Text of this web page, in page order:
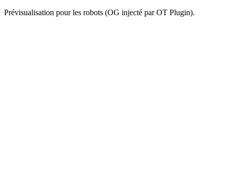
Prévisualisation pour les robots (OG injecté par OT Plugin).